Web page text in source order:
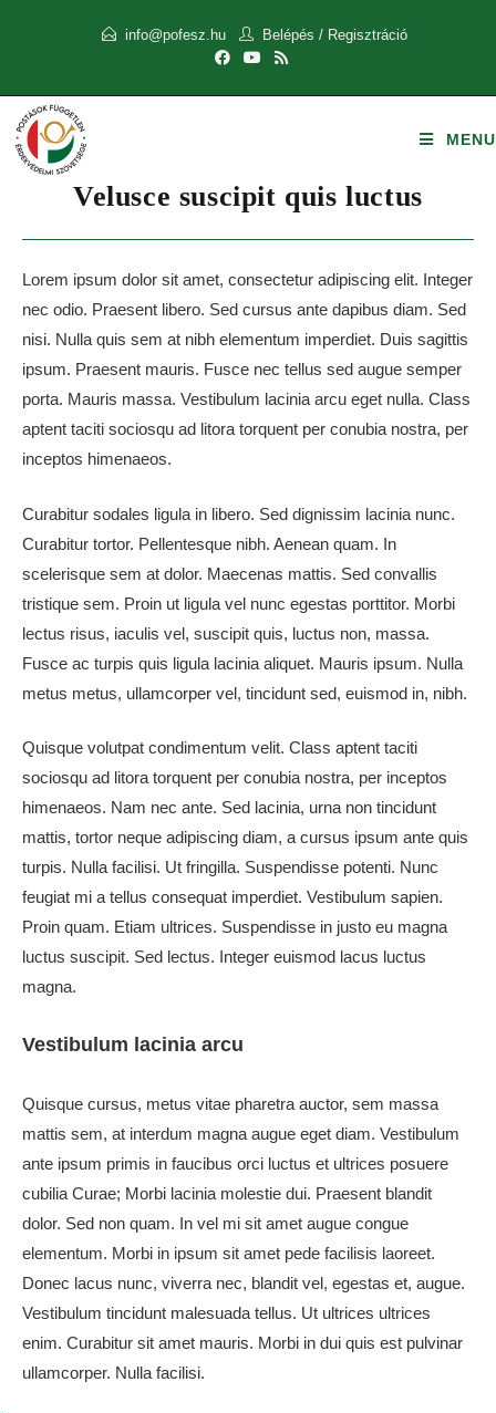
info@pofesz.hu Belépés / Regisztráció
MENU
Velusce suscipit quis luctus
Lorem ipsum dolor sit amet, consectetur adipiscing elit. Integer
nec odio. Praesent libero. Sed cursus ante dapibus diam. Sed
nisi. Nulla quis sem at nibh elementum imperdiet. Duis sagittis
ipsum. Praesent mauris. Fusce nec tellus sed augue semper
porta. Mauris massa. Vestibulum lacinia arcu eget nulla. Class
aptent taciti sociosqu ad litora torquent per conubia nostra, per
inceptos himenaeos.
Curabitur sodales ligula in libero. Sed dignissim lacinia nunc.
Curabitur tortor. Pellentesque nibh. Aenean quam. In
scelerisque sem at dolor. Maecenas mattis. Sed convallis
tristique sem. Proin ut ligula vel nunc egestas porttitor. Morbi
lectus risus, iaculis vel, suscipit quis, luctus non, massa.
Fusce ac turpis quis ligula lacinia aliquet. Mauris ipsum. Nulla
metus metus, ullamcorper vel, tincidunt sed, euismod in, nibh.
Quisque volutpat condimentum velit. Class aptent taciti
sociosqu ad litora torquent per conubia nostra, per inceptos
himenaeos. Nam nec ante. Sed lacinia, urna non tincidunt
mattis, tortor neque adipiscing diam, a cursus ipsum ante quis
turpis. Nulla facilisi. Ut fringilla. Suspendisse potenti. Nunc
feugiat mi a tellus consequat imperdiet. Vestibulum sapien.
Proin quam. Etiam ultrices. Suspendisse in justo eu magna
luctus suscipit. Sed lectus. Integer euismod lacus luctus
magna.
Vestibulum lacinia arcu
Quisque cursus, metus vitae pharetra auctor, sem massa
mattis sem, at interdum magna augue eget diam. Vestibulum
ante ipsum primis in faucibus orci luctus et ultrices posuere
cubilia Curae; Morbi lacinia molestie dui. Praesent blandit
dolor. Sed non quam. In vel mi sit amet augue congue
elementum. Morbi in ipsum sit amet pede facilisis laoreet.
Donec lacus nunc, viverra nec, blandit vel, egestas et, augue.
Vestibulum tincidunt malesuada tellus. Ut ultrices ultrices
enim. Curabitur sit amet mauris. Morbi in dui quis est pulvinar
ullamcorper. Nulla facilisi.